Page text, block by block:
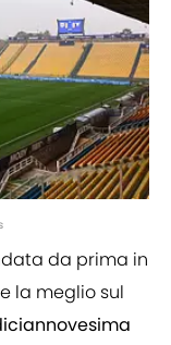
da prima in
la meglio sul